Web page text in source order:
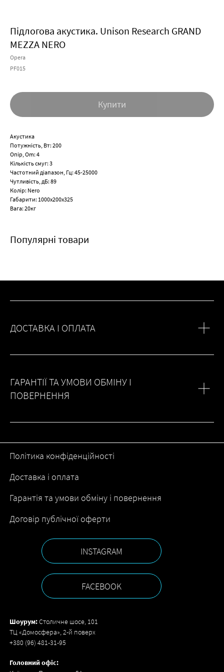
Підлогова акустика. Unison Research GRAND
MEZZA NERO
Opera
PF015
Купити
Акустика
Потужність, Вт: 200
Опір, Om: 4
Кількість смуг: 3
Частотний діапазон, Гц: 45-25000
Чутливість, дБ: 89
Колір: Nero
Габарити: 1000х200х325
Вага: 20кг
Популярні товари
ДОСТАВКА І ОПЛАТА
ГАРАНТІЇ ТА УМОВИ ОБМІНУ І
ПОВЕРНЕННЯ
Доставка і оплата
Головний офіс:
Політика конфіденційності
Договір публічної оферти
Гарантія та умови обміну і повернення
FACEBOOK
INSTAGRAM
Шоурум:Столичне шосе, 101
ТЦ «Домосфера», 2-й поверх
+380 (96) 481-31-95